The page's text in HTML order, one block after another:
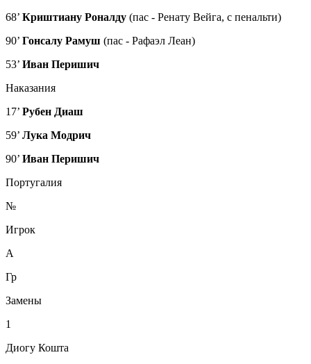
68’ Криштиану Роналду (пас - Ренату Вейга, с пенальти)
90’ Гонсалу Рамуш (пас - Рафаэл Леан)
53’ Иван Перишич
Наказания
17’ Рубен Диаш
59’ Лука Модрич
90’ Иван Перишич
Португалия
№
Игрок
А
Гр
Замены
1
Диогу Кошта